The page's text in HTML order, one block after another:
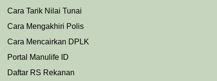
Cara Tarik Nilai Tunai
Cara Mengakhiri Polis
Cara Mencairkan DPLK
Portal Manulife ID
Daftar RS Rekanan